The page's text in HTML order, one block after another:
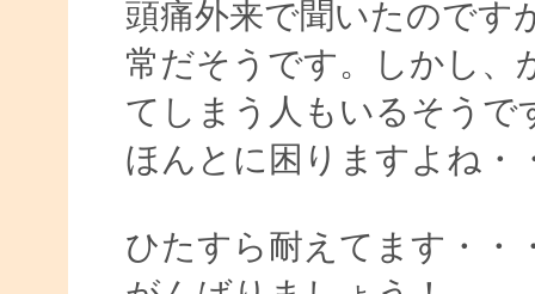
頭痛外来で聞いたのです
常だそうです。しかし、
てしまう人もいるそうで
ほんとに困りますよね・
ひたすら耐えてます・・